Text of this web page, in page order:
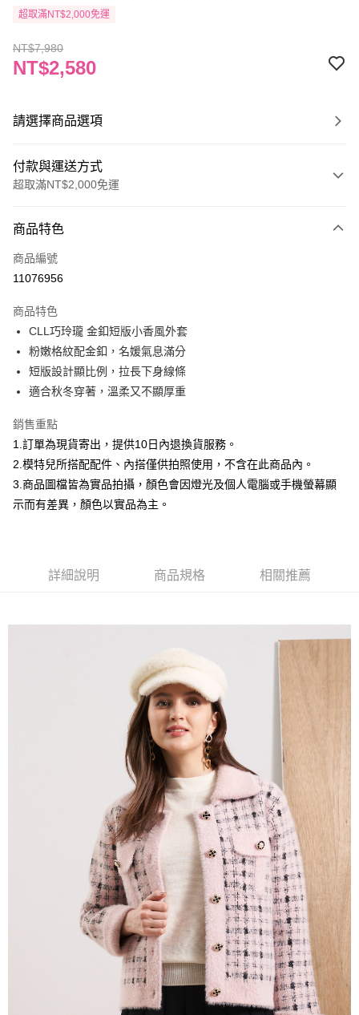
超取滿NT$2,000免運
NT$7,980
NT$2,580
請選擇商品選項
付款與運送方式
超取滿NT$2,000免運
信用卡一次付款
信用卡分期付款
合作金庫商業銀行
華南商業銀行
上海商業儲蓄銀行
國泰世華商業銀行
臺灣中小企業銀行
聯邦商業銀行
元大商業銀行
永豐商業銀行
台新國際商業銀行
中國信託商業銀行
台灣樂天信用卡公司
超商取貨付款
LINE Pay
Apple Pay
悠遊付
Google Pay
全盈+PAY
【大哥付你分期使用說明】
1.本服務由台灣大哥大提供，台灣大哥大用戶可立即使用無須另外申請。
成交易。
3.實際核准額度、可分期數及費用金額請依後續交易確認頁面所載為準。
消。如遇「轉專審核」未通過狀況，表示未達大哥付你分期系統評分，恕無
1.分期款項不併入電信帳單，「大哥付你分期」於每月結算日後寄送繳費提
2.透過簡訊連結打開帳單後，可選擇「超商條碼／台灣大直營門市／銀行轉
帳／街口支付／iPASS MONEY」等通路繳費。
1.本服務係由「台灣大哥大股份有限公司」（以下簡稱本公司）所提供，讓
用戶於交易時，得透過本服務購買商品或服務，並由商店將買賣／分期付款
買賣價金債權讓與本公司後，依約使用本公司帳單繳交帳款。
2.基於同意付款使用「大哥付你分期」之契約關係目的，商店將以您的個人
資料（包含姓名、電話或地址）提供予台灣大哥大進項蒐集、處理及利用，
由本公司與您本人進行分期帳單所需資料之確認、核對及更正。
3.完整用戶服務條款，請詳閱以下連結：
https://oppay.tw/userRule
AFTEE先享後付
１．簡單：不需註冊會員、不需綁卡、不需儲值。
２．便利：只要手機號碼，簡訊認證，即可結帳。
３．安心：先確認商品／服務後，再付款。
【「AFTEE先享後付」結帳流程】
１．於結帳方式選擇「AFTEE先享後付」後，將跳轉至「AFTEE先享後付」
結帳頁面，進行簡訊認證並確認金額後，即可完成結帳。
２．訂單成立數日內，您將收到繳費通知簡訊。
３．收到繳費通知簡訊後14天內，點擊此簡訊中的連結，可透過四大超商／
ATM／網路銀行／等多元方式進行付款，方視為交易完成。
※ 請注意：結帳手續完成當下不需立刻繳費，但若您需要取消訂單，請聯絡
購買商品的店家。未經商家同意取消之訂單仍視為有效，需透過AFTEE先享
後付繳納相關費用。
※ 交易是否成功請以「AFTEE先享後付 」之結帳頁面顯示為準，若有關於
是否繳費成功／繳費後需取消欲退款等相關疑問，請聯繫「AFTEE先享後付
https://netprotections.freshdesk.com/support/home
１．透過由恩沛科技股份有限公司提供之「AFTEE先享後付」服務完成之交
易，需依本服務之必要範圍內提供個人資料，並將交易相關給付款項請求債
權轉讓予恩沛科技股份有限公司。
２．關於個人資料處理事宜，請瀏覽以下網址：
https://aftee.tw/terms/#terms3
３．未成年的使用者請事先徵得法定代理人或監護人之同意方可使用
「AFTEE先享後付」，若未經同意申辦者引起之損失，本公司不負相關責
每筆NT$120，滿NT$2,000(含以上)免運費
每筆NT$120，滿NT$2,000(含以上)免運費
每筆NT$120，滿NT$2,000(含以上)免運費
商品特色
商品編號
11076956
商品特色
CLL巧玲瓏 金釦短版小香風外套
粉嫩格紋配金釦，名媛氣息滿分
短版設計顯比例，拉長下身線條
適合秋冬穿著，溫柔又不顯厚重
銷售重點
1.訂單為現貨寄出，提供10日內退換貨服務。
2.模特兒所搭配配件、內搭僅供拍照使用，不含在此商品內。
3.商品圖檔皆為實品拍攝，顏色會因燈光及個人電腦或手機螢幕顯
示而有差異，顏色以實品為主。
詳細說明 商品規格 相關推薦